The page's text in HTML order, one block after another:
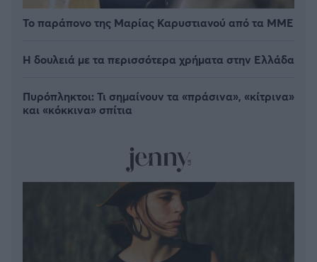
Το παράπονο της Μαρίας Καρυστιανού από τα ΜΜΕ
Η δουλειά με τα περισσότερα χρήματα στην Ελλάδα
Πυρόπληκτοι: Τι σημαίνουν τα «πράσινα», «κίτρινα»
και «κόκκινα» σπίτια